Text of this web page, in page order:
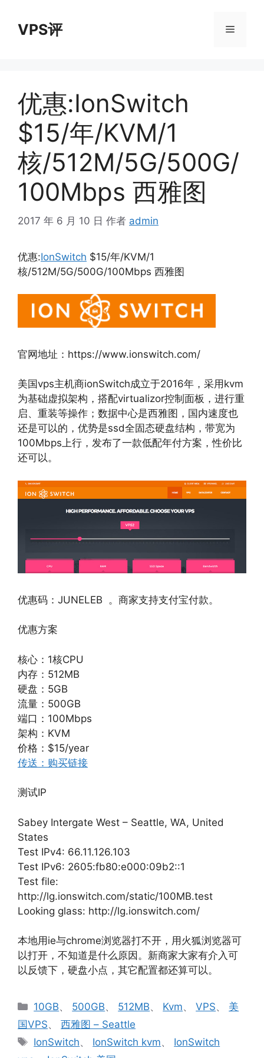
VPS评 菜
优惠:IonSwitch
$15/年/KVM/1
核/512M/5G/500G/
100Mbps 西雅图
2017 年 6 月 10 日 作者 admin
优惠:IonSwitch $15/年/KVM/1
核/512M/5G/500G/100Mbps 西雅图
官网地址：https://www.ionswitch.com/
美国vps主机商ionSwitch成立于2016年，采用kvm
为基础虚拟架构，搭配virtualizor控制面板，进行重
启、重装等操作；数据中心是西雅图，国内速度也
还是可以的，优势是ssd全固态硬盘结构，带宽为
100Mbps上行，发布了一款低配年付方案，性价比
还可以。
优惠码：JUNELEB 。商家支持支付宝付款。
优惠方案
核心：1核CPU
内存：512MB
硬盘：5GB
流量：500GB
端口：100Mbps
架构：KVM
价格：$15/year
传送：购买链接
测试IP
Sabey Intergate West – Seattle, WA, United
States
Test IPv4: 66.11.126.103
Test IPv6: 2605:fb80:e000:09b2::1
Test file:
http://lg.ionswitch.com/static/100MB.test
Looking glass: http://lg.ionswitch.com/
本地用ie与chrome浏览器打不开，用火狐浏览器可
以打开，不知道是什么原因。新商家大家有介入可
以反馈下，硬盘小点，其它配置都还算可以。
分
类
10GB、 500GB、 512MB、 Kvm、VPS、 美
国VPS、 西雅图 – Seattle
标
IonSwitch、 IonSwitch kvm、 IonSwitch